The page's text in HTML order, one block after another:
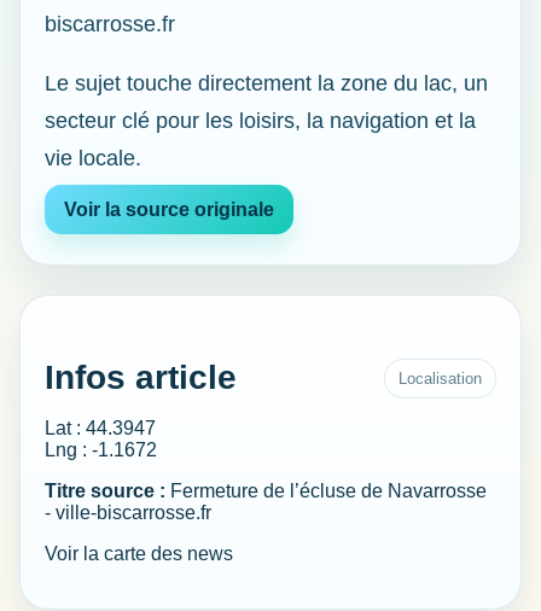
biscarrosse.fr
Le sujet touche directement la zone du lac, un
secteur clé pour les loisirs, la navigation et la
vie locale.
Voir la source originale
Infos article Localisation
Lat : 44.3947
Lng : -1.1672
Titre source : Fermeture de l’écluse de Navarrosse
- ville-biscarrosse.fr
Voir la carte des news